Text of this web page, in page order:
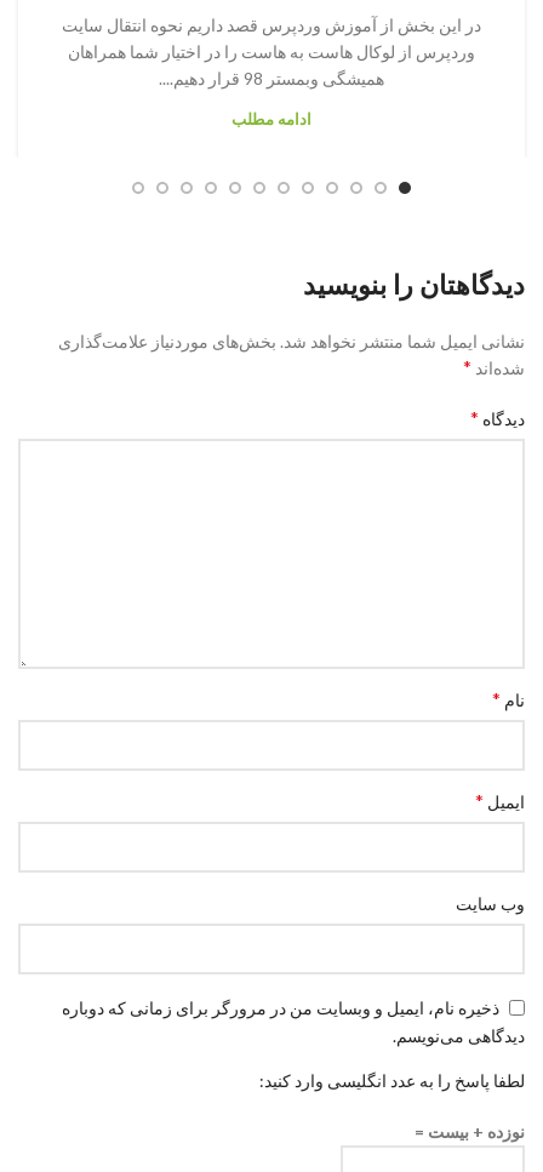
در این بخش از آموزش وردپرس قصد داریم نحوه انتقال سایت
وردپرس از لوکال هاست به هاست را در اختیار شما همراهان
همیشگی وبمستر 98 قرار دهیم....
ادامه مطلب
دیدگاهتان را بنویسید
نشانی ایمیل شما منتشر نخواهد شد. بخش‌های موردنیاز علامت‌گذاری
شده‌اند *
دیدگاه *
نام *
ایمیل *
وب‌ سایت
ذخیره نام، ایمیل و وبسایت من در مرورگر برای زمانی که دوباره
دیدگاهی می‌نویسم.
لطفا پاسخ را به عدد انگلیسی وارد کنید:
نوزده + بیست =